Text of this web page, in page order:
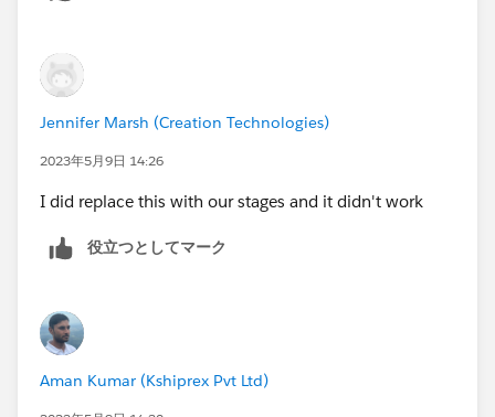
Jennifer Marsh (Creation Technologies)
2023年5月9日 14:26
I did replace this with our stages and it didn't work
役立つとしてマーク
Aman Kumar (Kshiprex Pvt Ltd)